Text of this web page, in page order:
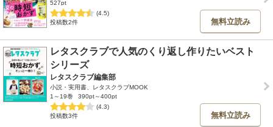
527pt
(4.5)
投稿数2件
無料立読み
レタスクラブで人気のくり返し作りたいベスト
シリーズ
レタスクラブ編集部
小説・実用書、レタスクラブMOOK
1～19巻
390pt～400pt
(4.3)
投稿数3件
無料立読み